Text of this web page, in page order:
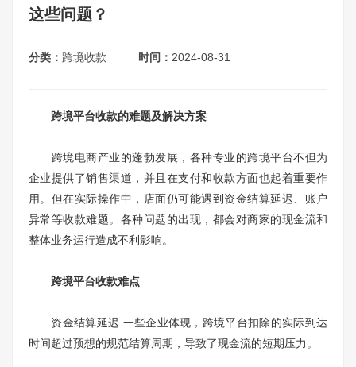
这些问题？
分类： 跨境收款 时间： 2024-08-31
跨境平台收款的难题及解决方案
跨境电商产业的蓬勃发展，各种专业的跨境平台不但为
企业提供了销售渠道，并且在支付和收款方面也起着重要作
用。但在实际操作中，店面仍可能遇到资金结算延迟、账户
异常等收款难题。各种问题的出现，都会对商家的现金流和
整体业务运行造成不利影响。
跨境平台收款难点
资金结算延迟 一些企业体现，跨境平台扣除的实际到达
时间超过预想的规范结算周期，导致了现金流的短期压力。